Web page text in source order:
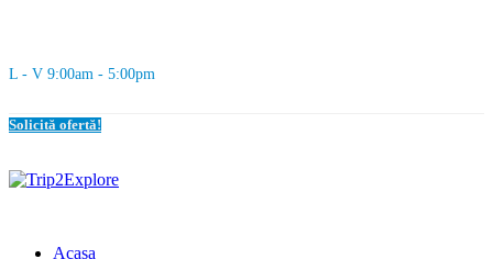
L - V 9:00am - 5:00pm
Solicită ofertă!
Acasa